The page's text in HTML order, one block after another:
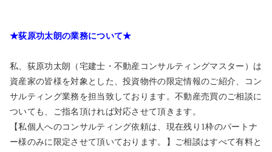
★荻原功太朗の業務について★
私、荻原功太朗（宅建士・不動産コンサルティングマスター）は
資産家の皆様を対象とした、投資物件の限定情報のご紹介、コン
サルティング業務を担当致しております。不動産売買のご相談に
ついても、ご指名頂ければ対応させて頂きます。
【私個人へのコンサルティング依頼は、現在残り1枠のパートナ
ー様のみに限定させて頂いております。】ご相談はすべて有料と